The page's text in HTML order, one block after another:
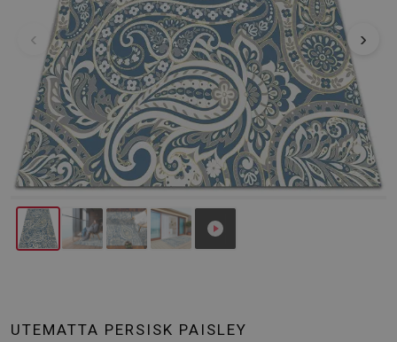
‹ ›
UTEMATTA PERSISK PAISLEY